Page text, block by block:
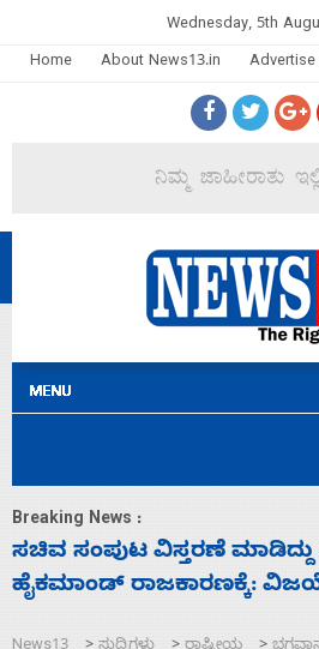
Wednesday, 5th
Home
About News13.in Advertise
Breaking News :
‘ಕಳೆದ 3-4 ವರ್ಷಗಳಲ್ಲಿ 40 ಲಷ್ಕರ್
ಮುಗಿಸಿದೆ ಭಾರತ